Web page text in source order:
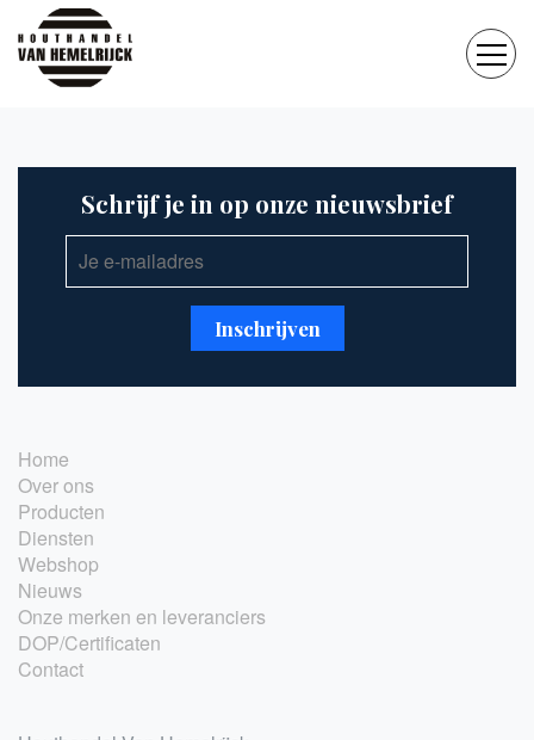
Schrijf je in op onze nieuwsbrief
Home
Over ons
Producten
Diensten
Webshop
Nieuws
Onze merken en leveranciers
DOP/Certificaten
Contact